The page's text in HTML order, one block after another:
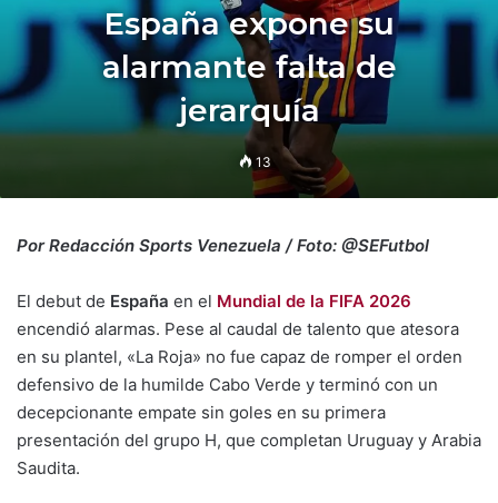
España expone su
alarmante falta de
jerarquía
13
Por Redacción Sports Venezuela / Foto: @SEFutbol
El debut de España en el Mundial de la FIFA 2026
encendió alarmas. Pese al caudal de talento que atesora
en su plantel, «La Roja» no fue capaz de romper el orden
defensivo de la humilde Cabo Verde y terminó con un
decepcionante empate sin goles en su primera
presentación del grupo H, que completan Uruguay y Arabia
Saudita.